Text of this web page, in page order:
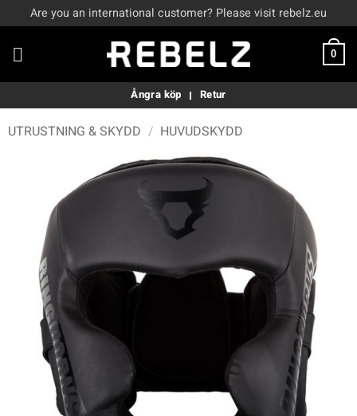
to
content
Are you an international customer? Please visit rebelz.eu
0
Ångra köp Retur
UTRUSTNING & SKYDD / HUVUDSKYDD